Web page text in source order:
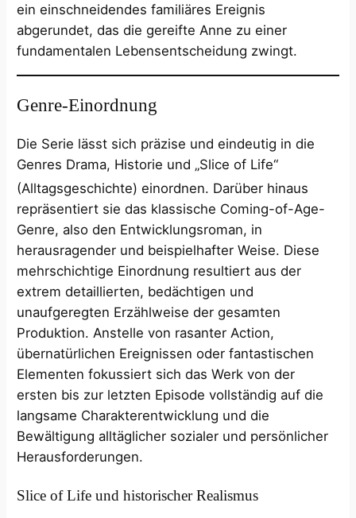
ein einschneidendes familiäres Ereignis
abgerundet, das die gereifte Anne zu einer
fundamentalen Lebensentscheidung zwingt.
Genre-Einordnung
Die Serie lässt sich präzise und eindeutig in die
Genres Drama, Historie und „Slice of Life“
(Alltagsgeschichte) einordnen. Darüber hinaus
repräsentiert sie das klassische Coming-of-Age-
Genre, also den Entwicklungsroman, in
herausragender und beispielhafter Weise. Diese
mehrschichtige Einordnung resultiert aus der
extrem detaillierten, bedächtigen und
unaufgeregten Erzählweise der gesamten
Produktion. Anstelle von rasanter Action,
übernatürlichen Ereignissen oder fantastischen
Elementen fokussiert sich das Werk von der
ersten bis zur letzten Episode vollständig auf die
langsame Charakterentwicklung und die
Bewältigung alltäglicher sozialer und persönlicher
Herausforderungen.
Slice of Life und historischer Realismus